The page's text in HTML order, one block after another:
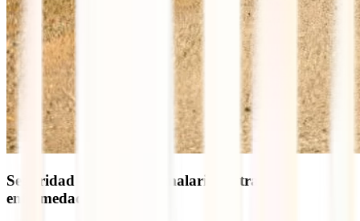
Seguridad en Namibia: malaria y otras
enfermedades